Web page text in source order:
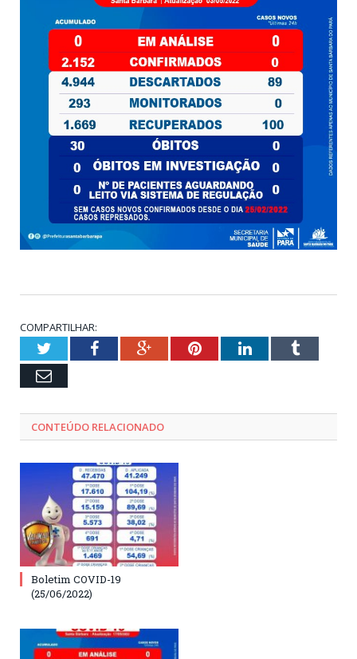
COMPARTILHAR:
TwitterFacebookGoogle+PinterestLinkedInTumblr
Email
CONTEÚDO RELACIONADO
Boletim COVID-19
(25/06/2022)